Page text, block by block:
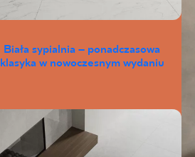
Biała sypialnia – ponadczasowa
klasyka w nowoczesnym wydaniu